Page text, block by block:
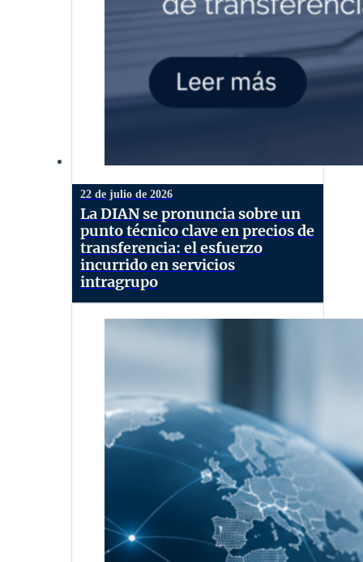
22 de julio de 2026
La DIAN se pronuncia sobre un
punto técnico clave en precios de
transferencia: el esfuerzo
incurrido en servicios
intragrupo